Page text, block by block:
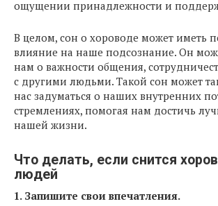
ощущении принадлежности и
В целом, сон о хороводе может иметь
влияние на наше подсознание. Он
нам о важности общения,
с другими людьми. Такой сон может
нас задуматься о наших внутренних
стремлениях, помогая нам достичь
нашей жизни.
Что делать, если снится
людей
1. Запишите свои впечатления.